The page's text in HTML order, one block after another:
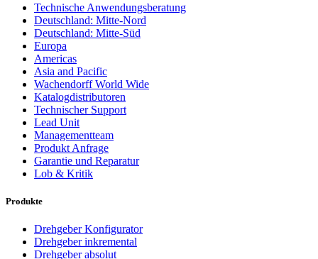
Technische Anwendungsberatung
Deutschland: Mitte-Nord
Deutschland: Mitte-Süd
Europa
Americas
Asia and Pacific
Wachendorff World Wide
Katalogdistributoren
Technischer Support
Lead Unit
Managementteam
Produkt Anfrage
Garantie und Reparatur
Lob & Kritik
Produkte
Drehgeber Konfigurator
Drehgeber inkremental
Drehgeber absolut